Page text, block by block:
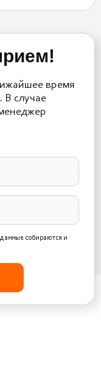
время
В случае
собираются и